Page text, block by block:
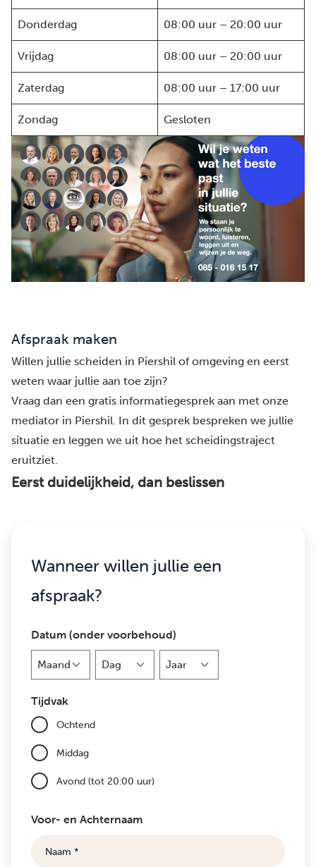
Donderdag 08:00 uur – 20:00 uur
Vrijdag 08:00 uur – 20:00 uur
Zaterdag 08:00 uur – 17:00 uur
Zondag Gesloten
Afspraak maken
Willen jullie scheiden in Piershil of omgeving en eerst
weten waar jullie aan toe zijn?
Vraag dan een gratis informatiegesprek aan met onze
mediator in Piershil. In dit gesprek bespreken we jullie
situatie en leggen we uit hoe het scheidingstraject
eruitziet.
Eerst duidelijkheid, dan beslissen
Wanneer willen jullie een
afspraak?
Datum (onder voorbehoud)
Tijdvak
Ochtend
Middag
Avond (tot 20:00 uur)
Voor- en Achternaam